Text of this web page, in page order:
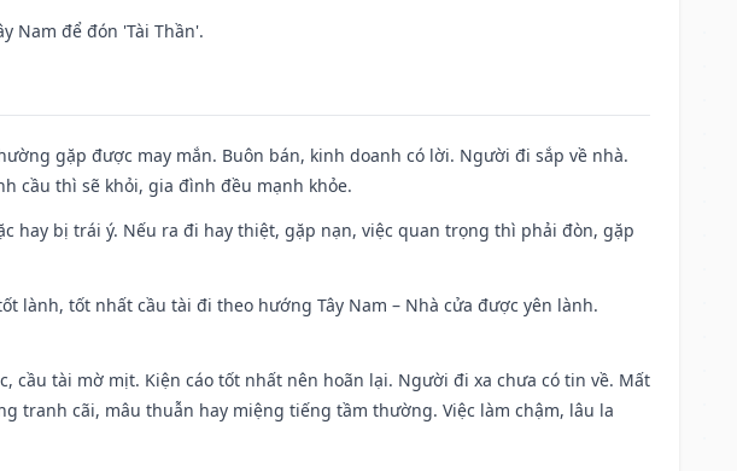
Nam để đón 'Tài Thần'.
gặp được may mắn. Buôn bán, kinh doanh có lời. Người đi sắp về nhà.
cầu thì sẽ khỏi, gia đình đều mạnh khỏe.
hay bị trái ý. Nếu ra đi hay thiệt, gặp nạn, việc quan trọng thì phải đòn, gặp
lành, tốt nhất cầu tài đi theo hướng Tây Nam – Nhà cửa được yên lành.
cầu tài mờ mịt. Kiện cáo tốt nhất nên hoãn lại. Người đi xa chưa có tin về. Mất
tranh cãi, mâu thuẫn hay miệng tiếng tầm thường. Việc làm chậm, lâu la